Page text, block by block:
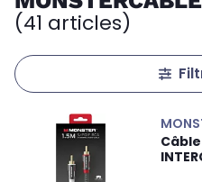
(41 articles)
Câble